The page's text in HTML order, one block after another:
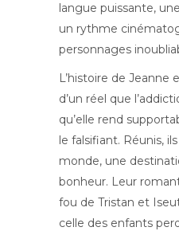
langue puissante,
un rythme
personnages
L’histoire de Jeanne
d’un réel que
qu’elle rend
le falsifiant. Réunis,
monde, une
bonheur. Leur
fou de Tristan et
celle des enfants